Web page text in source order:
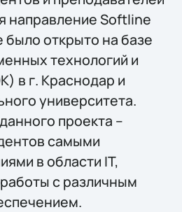
направление Softline
было открыто на базе
технологий и
в г. Краснодар и
университета.
проекта –
самыми
в области IT,
с различным